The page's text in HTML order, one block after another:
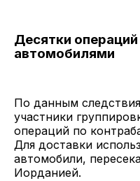
Десятки
автомобилями
По данным
участники
операций по
Для доставки
автомобили,
Иорданией.